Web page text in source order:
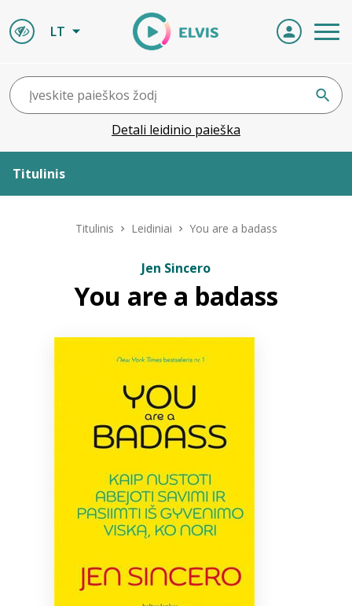
LT
Detali leidinio paieška
Titulinis
ELVIS atvyksta
Titulinis Leidiniai You are a badass
Jen Sincero
You are a badass